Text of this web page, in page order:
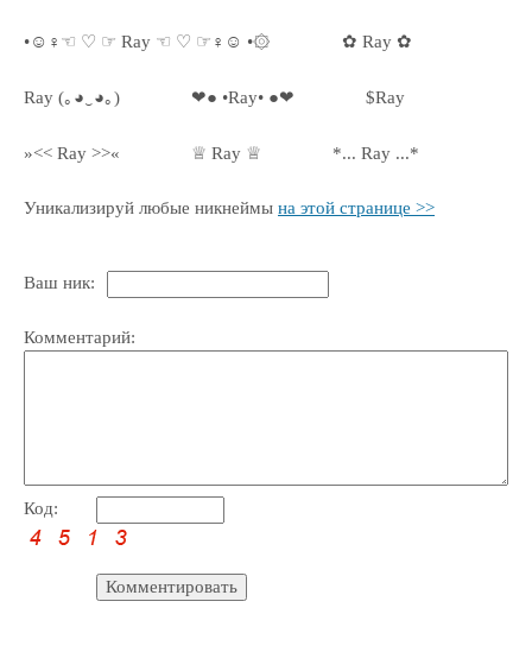
•☺♀☜ ♡ ☞ Ray ☜ ♡ ☞♀☺ •۞ ✿ Ray ✿
Ray (｡◕‿◕｡) ❤● •Ray• ●❤ $Ray
»<< Ray >>« ♕ Ray ♕ *... Ray ...*
Уникализируй любые никнеймы на этой странице >>
Ваш ник:
Комментарий:
Код: